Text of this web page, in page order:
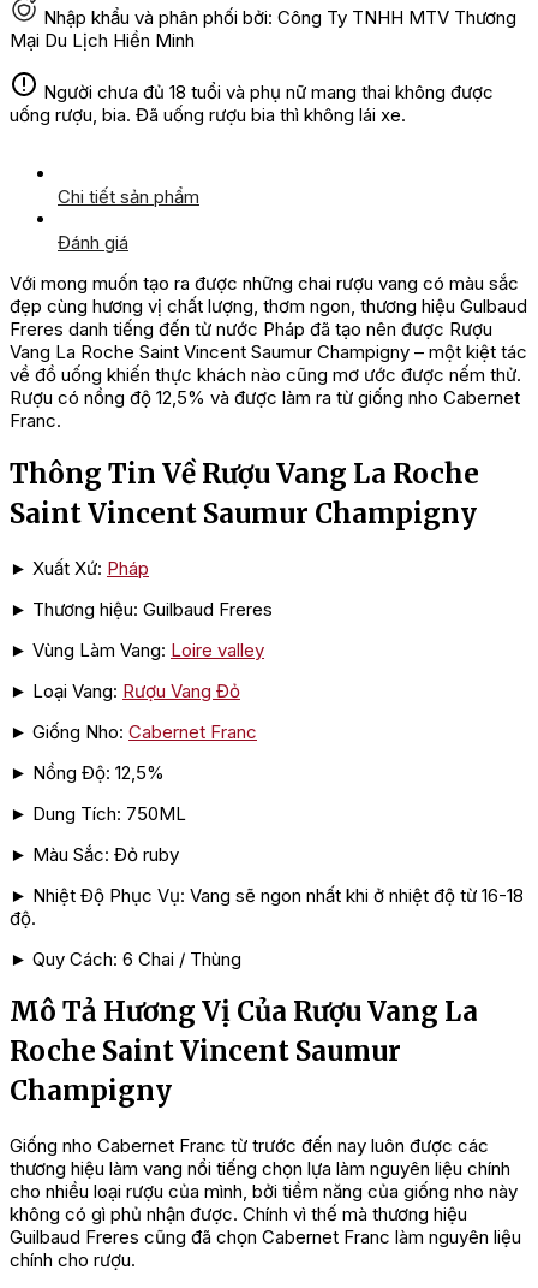
Nhập khẩu và phân phối bởi: Công Ty TNHH MTV Thương
Mại Du Lịch Hiền Minh
Người chưa đủ 18 tuổi và phụ nữ mang thai không được
uống rượu, bia. Đã uống rượu bia thì không lái xe.
Chi tiết sản phẩm
Đánh giá
Với mong muốn tạo ra được những chai rượu vang có màu sắc
đẹp cùng hương vị chất lượng, thơm ngon, thương hiệu Gulbaud
Freres danh tiếng đến từ nước Pháp đã tạo nên được Rượu
Vang La Roche Saint Vincent Saumur Champigny – một kiệt tác
về đồ uống khiến thực khách nào cũng mơ ước được nếm thử.
Rượu có nồng độ 12,5% và được làm ra từ giống nho Cabernet
Franc.
Thông Tin Về Rượu Vang La Roche
Saint Vincent Saumur Champigny
► Xuất Xứ: Pháp
► Thương hiệu: Guilbaud Freres
► Vùng Làm Vang: Loire valley
► Loại Vang: Rượu Vang Đỏ
► Giống Nho: Cabernet Franc
► Nồng Độ: 12,5%
► Dung Tích: 750ML
► Màu Sắc: Đỏ ruby
► Nhiệt Độ Phục Vụ: Vang sẽ ngon nhất khi ở nhiệt độ từ 16-18
độ.
► Quy Cách: 6 Chai / Thùng
Mô Tả Hương Vị Của Rượu Vang La
Roche Saint Vincent Saumur
Champigny
Giống nho Cabernet Franc từ trước đến nay luôn được các
thương hiệu làm vang nổi tiếng chọn lựa làm nguyên liệu chính
cho nhiều loại rượu của mình, bởi tiềm năng của giống nho này
không có gì phủ nhận được. Chính vì thế mà thương hiệu
Guilbaud Freres cũng đã chọn Cabernet Franc làm nguyên liệu
chính cho rượu.